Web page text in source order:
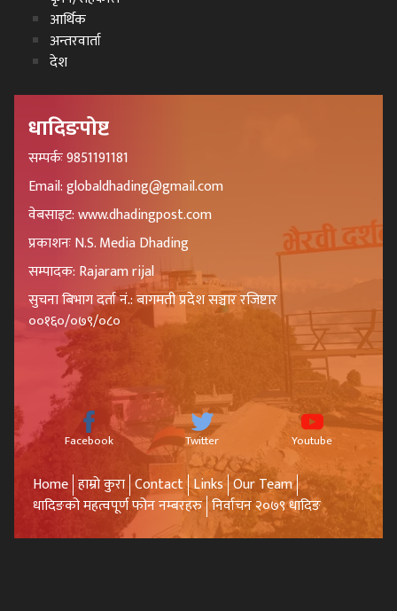
आर्थिक
अन्तरवार्ता
देश
धादिङपोष्ट
सम्पर्कः 9851191181
Email: globaldhading@gmail.com
वेबसाइट: www.dhadingpost.com
प्रकाशनः N.S. Media Dhading
सम्पादक: Rajaram rijal
सुचना बिभाग दर्ता नं.: बागमती प्रदेश सञ्चार रजिष्टार
००१६०/०७९/०८०
Facebook Twitter Youtube
Home हाम्रो कुरा Contact Links Our Team
धादिङको महत्वपूर्ण फोन नम्बरहरु निर्वाचन २०७९ धादिङ